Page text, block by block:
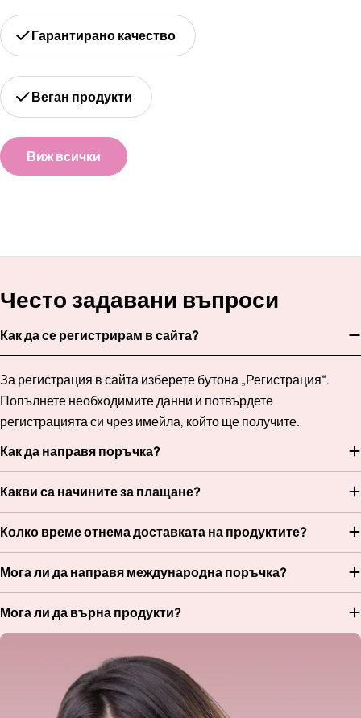
Гарантирано качество
Веган продукти
Виж всички
Често задавани въпроси
Как да се регистрирам в сайта?
За регистрация в сайта изберете бутона „Регистрация“.
Попълнете необходимите данни и потвърдете
регистрацията си чрез имейла, който ще получите.
Как да направя поръчка?
Какви са начините за плащане?
Колко време отнема доставката на продуктите?
Мога ли да направя международна поръчка?
Мога ли да върна продукти?